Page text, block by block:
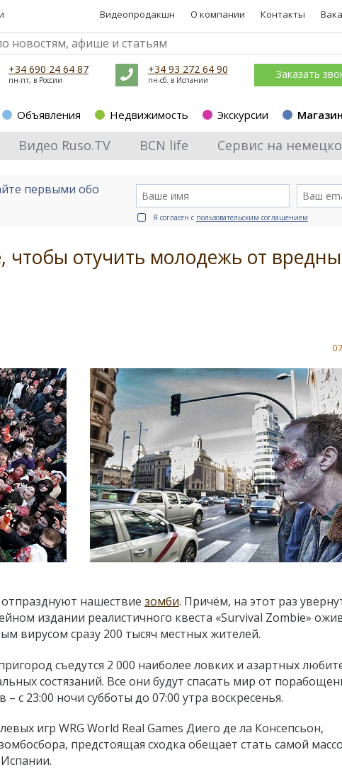
Видеопродакшн О компании Контакты
+34 690 24 64 87
пн-пт, в России
+34 93 272 64 90
пн-сб. в Испании Заказать
Объявления Недвижимость Экскурсии
Видео Ruso.TV BCN life Сервис на
первыми обо
Я согласен с пользовательским соглашением
чтобы отучить молодежь от
нашествие зомби. Причём, на этот раз
издании реалистичного квеста «Survival Zombie»
вирусом сразу 200 тысяч местных жителей.
съедутся 2 000 наиболее ловких и азартных
состязаний. Все они будут спасать мир от
с 23:00 ночи субботы до 07:00 утра воскресенья.
игр WRG World Real Games Диего де ла Консепсьон,
предстоящая сходка обещает стать самой